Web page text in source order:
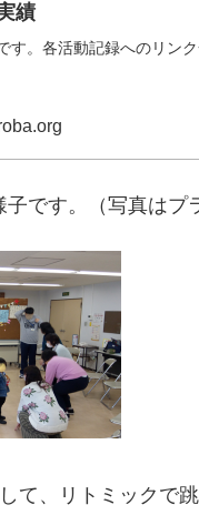
績
す。各活動記録へのリンク
です。（写真はプ
て、リトミックで